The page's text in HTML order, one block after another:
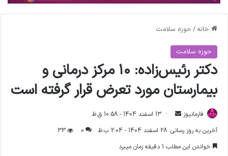
خانه / حوزه سلامت
حوزه سلامت
دکتر رئیس‌زاده: ۱۰ مرکز درمانی و
بیمارستان مورد تعرض قرار گرفته است
فارمانیوز
ا
13 اسفند 1404 - 10:58 ق.ظ
آخرین به روز رسانی: 28 اسفند 1404 - 2:04 ب.ظ
0
33
خواندن این مطلب 1 دقیقه زمان میبرد